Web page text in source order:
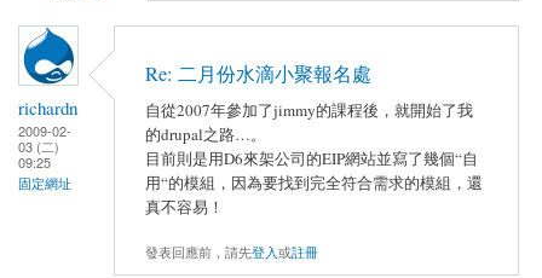
richardn
2009-02-
03 (二)
09:25
固定網址
Re: 二月份水滴小聚報名處
自從2007年參加了jimmy的課程後，就開始了我
的drupal之路…。
目前則是用D6來架公司的EIP網站並寫了幾個“自
用“的模組，因為要找到完全符合需求的模組，還
真不容易！
發表回應前，請先登入或註冊